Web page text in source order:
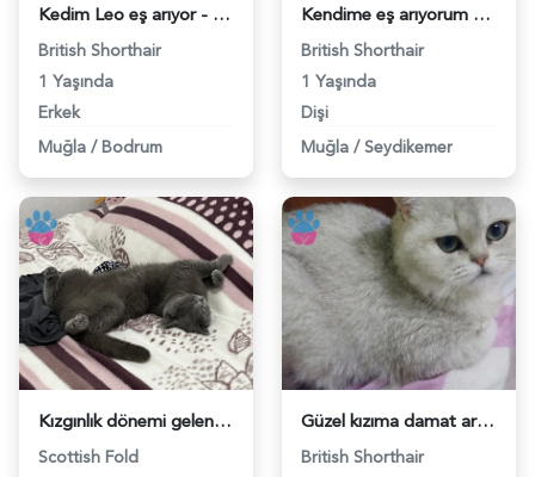
Kedim Leo eş arıyor - 118982697
British Shorthair
1 Yaşında
Erkek
Muğla / Bodrum
Kendime eş arıyorum - 118982666
British Shorthair
1 Yaşında
Dişi
Muğla / Seydikemer
Kızgınlık dönemi gelen dişi kedime damat arıyorum - 118982649
Scottish Fold
Güzel kızıma damat arıyoruz - 118982565
British Shorthair